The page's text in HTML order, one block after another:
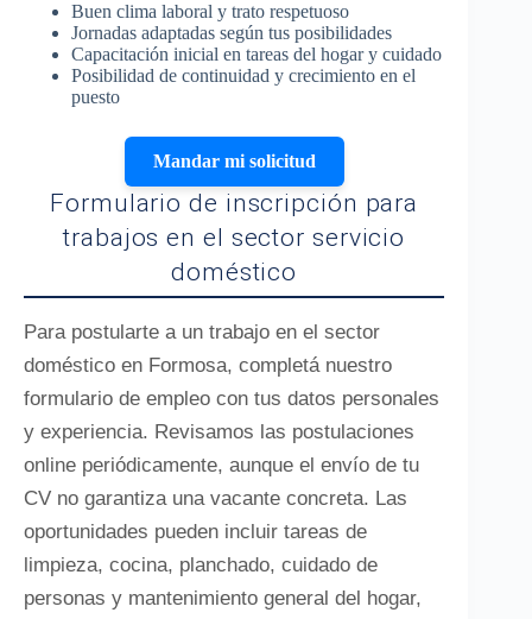
Buen clima laboral y trato respetuoso
Jornadas adaptadas según tus posibilidades
Capacitación inicial en tareas del hogar y cuidado
Posibilidad de continuidad y crecimiento en el
puesto
Mandar mi solicitud
Formulario de inscripción para
trabajos en el sector servicio
doméstico
Para postularte a un trabajo en el sector
doméstico en Formosa, completá nuestro
formulario de empleo con tus datos personales
y experiencia. Revisamos las postulaciones
online periódicamente, aunque el envío de tu
CV no garantiza una vacante concreta. Las
oportunidades pueden incluir tareas de
limpieza, cocina, planchado, cuidado de
personas y mantenimiento general del hogar,